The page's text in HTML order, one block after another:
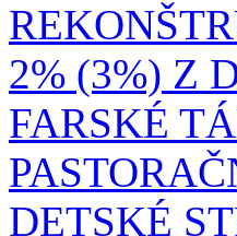
2% (3%) Z
FARSKÉ
DETSKÉ